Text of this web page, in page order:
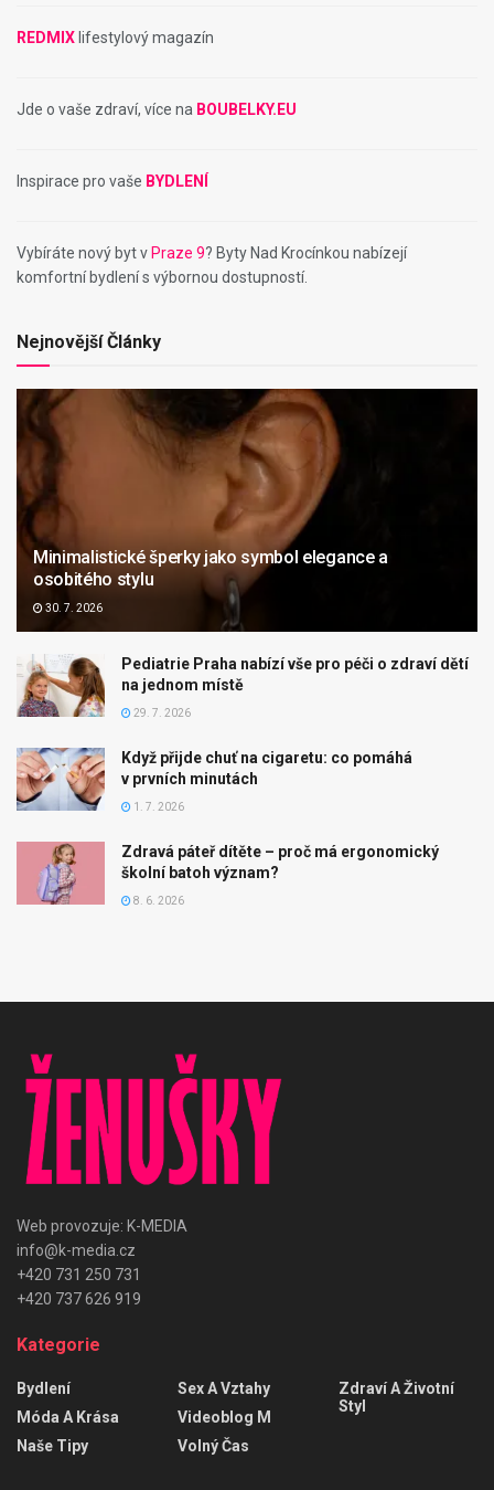
REDMIX lifestylový magazín
Jde o vaše zdraví, více na BOUBELKY.EU
Inspirace pro vaše BYDLENÍ
Vybíráte nový byt v Praze 9? Byty Nad Krocínkou nabízejí
komfortní bydlení s výbornou dostupností.
Nejnovější Články
Minimalistické šperky jako symbol elegance a
osobitého stylu
30. 7. 2026
Pediatrie Praha nabízí vše pro péči o zdraví dětí
na jednom místě
29. 7. 2026
Když přijde chuť na cigaretu: co pomáhá
v prvních minutách
1. 7. 2026
Zdravá páteř dítěte – proč má ergonomický
školní batoh význam?
8. 6. 2026
Web provozuje: K-MEDIA
info@k-media.cz
+420 731 250 731
+420 737 626 919
Kategorie
Bydlení
Móda A Krása
Naše Tipy
Sex A Vztahy
Videoblog M
Volný Čas
Zdraví A Životní
Styl